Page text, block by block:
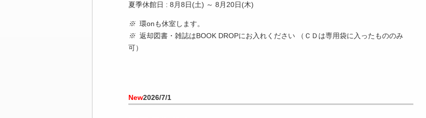
夏季休館日 : 8月8日(土) ～ 8月20日(木)
※環onも休室します。
※返却図書・雑誌はBOOK DROPにお入れください （ＣＤは専用袋に入ったもののみ
可）
New2026/7/1